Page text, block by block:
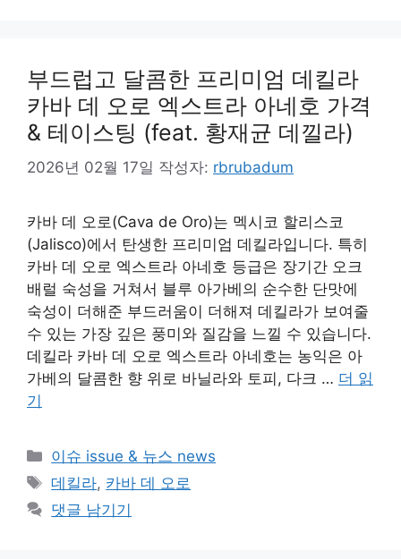
부드럽고 달콤한 프리미엄 데킬라
카바 데 오로 엑스트라 아네호 가격
& 테이스팅 (feat. 황재균 데낄라)
2026년 02월 17일 작성자: rbrubadum
카바 데 오로(Cava de Oro)는 멕시코 할리스코
(Jalisco)에서 탄생한 프리미엄 데킬라입니다. 특히
카바 데 오로 엑스트라 아네호 등급은 장기간 오크
배럴 숙성을 거쳐서 블루 아가베의 순수한 단맛에
숙성이 더해준 부드러움이 더해져 데킬라가 보여줄
수 있는 가장 깊은 풍미와 질감을 느낄 수 있습니다.
데킬라 카바 데 오로 엑스트라 아네호는 농익은 아
가베의 달콤한 향 위로 바닐라와 토피, 다크 … 더 읽
기
카
테
고
리
이슈 issue & 뉴스 news
태
그
데킬라, 카바 데 오로
댓글 남기기